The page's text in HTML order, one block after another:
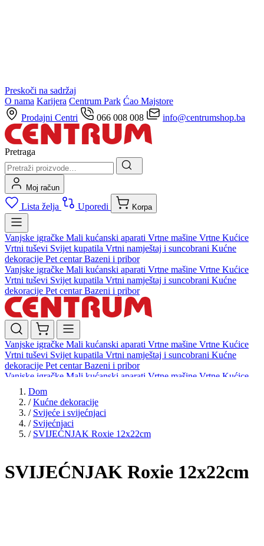
Preskoči na sadržaj
O nama Karijera Centrum Park Ćao Majstore
Prodajni Centri
066 008 008 info@centrumshop.ba
Pretraga
Moj račun
Lista želja Uporedi Korpa
Vanjske igračke Mali kućanski aparati Vrtne mašine Vrtne Kućice
Vrtni tuševi Svijet kupatila Vrtni namještaj i suncobrani Kućne
dekoracije Pet centarBazeni i pribor
Vanjske igračke Mali kućanski aparati Vrtne mašine Vrtne Kućice
Vrtni tuševi Svijet kupatila Vrtni namještaj i suncobrani Kućne
dekoracije Pet centarBazeni i pribor
Vanjske igračke Mali kućanski aparati Vrtne mašine Vrtne Kućice
Vrtni tuševi Svijet kupatila Vrtni namještaj i suncobrani Kućne
dekoracije Pet centarBazeni i pribor
Vanjske igračke Mali kućanski aparati Vrtne mašine Vrtne Kućice
Vrtni tuševi
dekoracijePet centar Bazeni i pribor
Dom
/ Kućne dekoracije
/ Svijeće i svijećnjaci
/ Svijećnjaci
/ SVIJEĆNJAK Roxie 12x22cm
SVIJEĆNJAK Roxie 12x22cm